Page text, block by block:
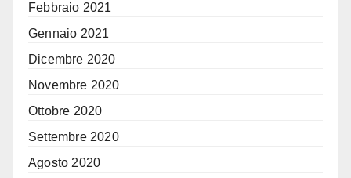
Febbraio 2021
Gennaio 2021
Dicembre 2020
Novembre 2020
Ottobre 2020
Settembre 2020
Agosto 2020